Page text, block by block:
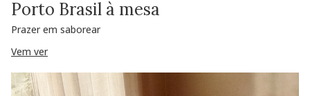
Porto Brasil à mesa
Prazer em saborear
Vem ver